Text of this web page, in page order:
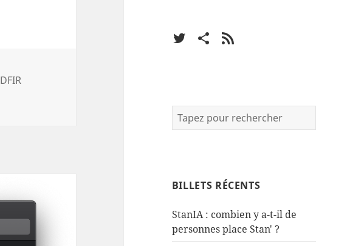
TwitterFacebook
RSS
BILLETS RÉCENTS
StanIA : combien y a-t-il de
personnes place Stan' ?
DFIR